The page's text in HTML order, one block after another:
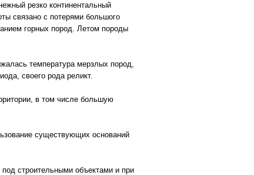
резко континентальный
связано с потерями большого
горных пород. Летом породы
температура мерзлых пород,
своего рода реликт.
в том числе большую
существующих оснований
строительными объектами и при